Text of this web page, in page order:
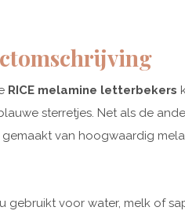
RICE melamine letterbekers
sterretjes. Net als de
van hoogwaardig
gebruikt voor water, melk of